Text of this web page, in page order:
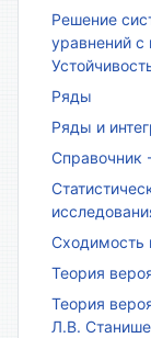
Решение
уравнений
Ряды
Ряды и
Справочник
Сходимость
Теория
Теория
Л.В.